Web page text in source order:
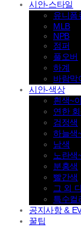
시안-스타일
유니폼
MLB
NPB
점퍼
풀오버
하계
바람막
시안-색상
흰색~
연한
검정색
하늘색
남색
노란색
분홍색
빨간색
그 외
특수컬
공지사항 &
꿀팁